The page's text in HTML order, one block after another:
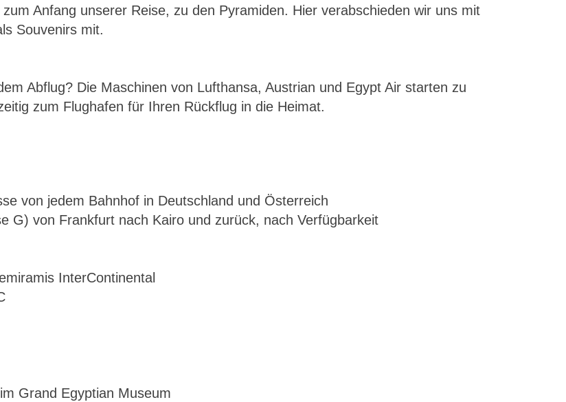
Anfang unserer Reise, zu den Pyramiden. Hier verabschieden wir uns mit
Souvenirs mit.
Abflug? Die Maschinen von Lufthansa, Austrian und Egypt Air starten zu
zum Flughafen für Ihren Rückflug in die Heimat.
von jedem Bahnhof in Deutschland und Österreich
G) von Frankfurt nach Kairo und zurück, nach Verfügbarkeit
InterContinental
Grand Egyptian Museum